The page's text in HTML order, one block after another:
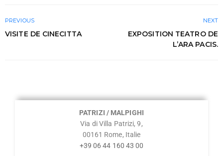
PREVIOUS
VISITE DE CINECITTA
NEXT
EXPOSITION TEATRO DE
L’ARA PACIS.
PATRIZI / MALPIGHI
Via di Villa Patrizi, 9,
00161 Rome, Italie
+39 06 44 160 43 00